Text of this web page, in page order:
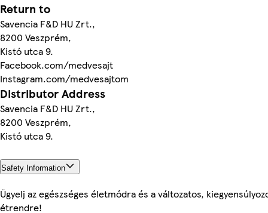
Return to
Savencia F&D HU Zrt.,
8200 Veszprém,
Kistó utca 9.
Facebook.com/medvesajt
Instagram.com/medvesajtom
Distributor Address
Savencia F&D HU Zrt.,
8200 Veszprém,
Kistó utca 9.
Safety Information
Ügyelj az egészséges életmódra és a változatos,
étrendre!